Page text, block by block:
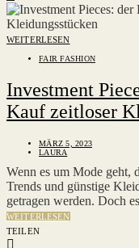
WEITERLESEN
FAIR FASHION
Investment
Kauf zeitloser
MÄRZ 5, 2023
LAURA
Wenn es um Mode geht,
Trends und günstige
getragen werden. Doch
WEITERLESEN
TEILEN